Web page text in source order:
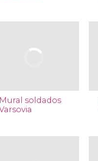
Mural soldados